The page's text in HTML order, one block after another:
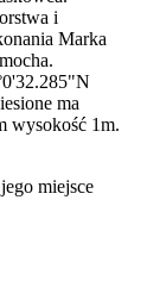
i
Marka
ma
wysokość 1m.
miejsce